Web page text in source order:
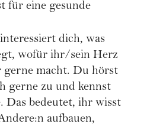
für eine gesunde
dich, was
wofür ihr/sein Herz
gerne macht. Du hörst
gerne zu und kennst
Das bedeutet, ihr wisst
aufbauen,